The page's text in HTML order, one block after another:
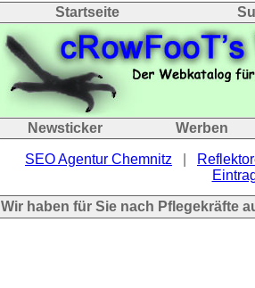
Startseite
Newsticker Werben
SEO Agentur Chemnitz
Wir haben für Sie nach Pflegekräfte